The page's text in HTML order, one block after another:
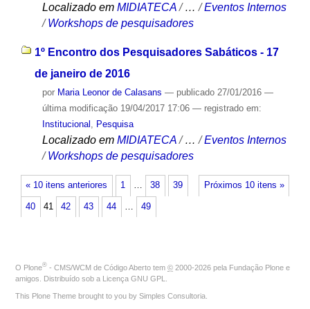
Localizado em MIDIATECA /…/Eventos Internos
/Workshops de pesquisadores
1º Encontro dos Pesquisadores Sabáticos - 17
de janeiro de 2016
por Maria Leonor de Calasans — publicado27/01/2016 —
última modificação19/04/2017 17:06 — registrado em:
Institucional , Pesquisa
Localizado em MIDIATECA /…/Eventos Internos
/Workshops de pesquisadores
« 10 itens anteriores Próximos 10 itens »
1 … 38 39
40 41 42 43 44 … 49
O Plone® - CMS/WCM de Código Aberto tem © 2000-2026 pela Fundação Plone e
amigos. Distribuído sob a Licença GNU GPL
This Plone Theme brought to you by Simples Consultoria